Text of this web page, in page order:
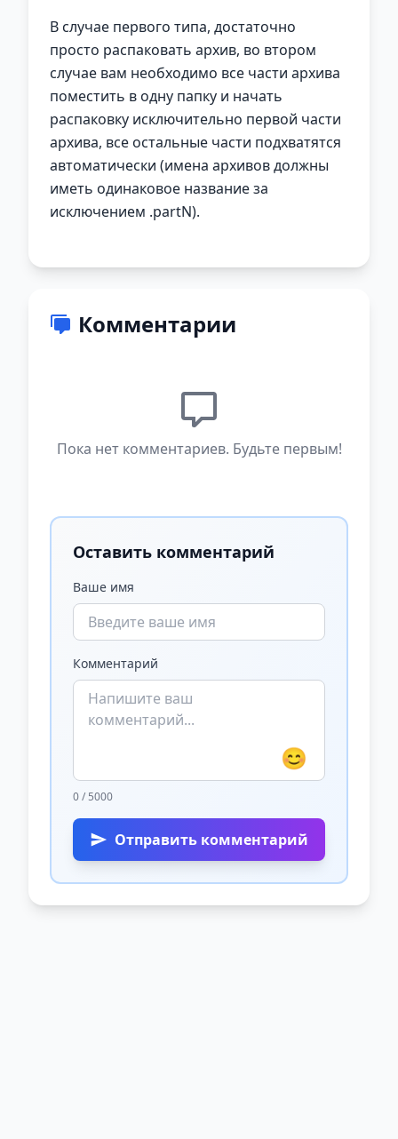
В случае первого типа, достаточно
просто распаковать архив, во втором
случае вам необходимо все части архива
поместить в одну папку и начать
распаковку исключительно первой части
архива, все остальные части подхватятся
автоматически (имена архивов должны
иметь одинаковое название за
исключением .partN).
Комментарии
Пока нет комментариев. Будьте первым!
Оставить комментарий
Ваше имя
Комментарий
😊
0 / 5000
Отправить комментарий